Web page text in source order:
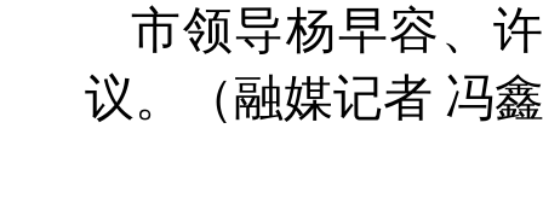
市领导杨早容、
议。（融媒记者 冯